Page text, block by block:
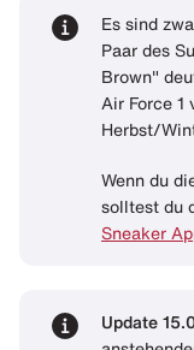
Es sind
Paar des
Brown"
Air Force 1
Herbst/
Wenn du
solltest du
Sneaker
Update